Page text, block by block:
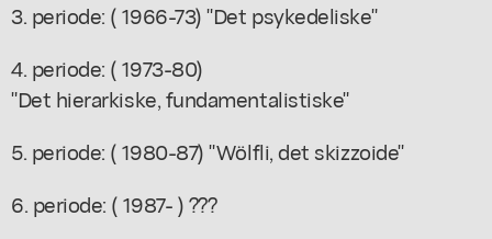
3. periode: ( 1966-73) "Det psykedeliske"
4. periode: ( 1973-80)
"Det hierarkiske, fundamentalistiske"
5. periode: ( 1980-87) "Wölfli, det skizzoide"
6. periode: ( 1987- ) ???